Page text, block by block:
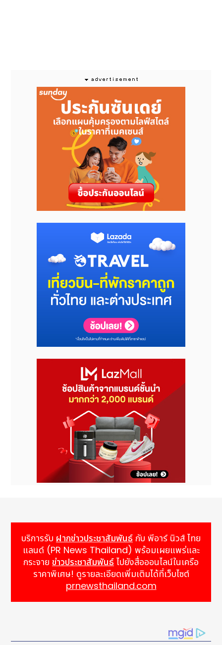
บริการรับ ฝากข่าวประชาสัมพันธ์ กับ พีอาร์ นิวส์ ไทย
แลนด์ (PR News Thailand) พร้อมเผยแพร่และ
กระจาย ข่าวประชาสัมพันธ์ ไปยังสื่อออนไลน์ในเครือ
ราคาพิเศษ! ดูรายละเอียดเพิ่มเติมได้ที่เว็บไซต์
prnewsthailand.com